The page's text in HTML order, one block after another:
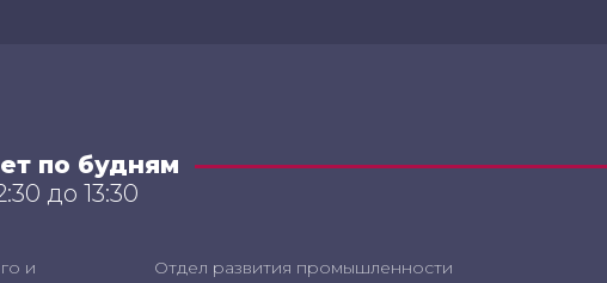
по будням
до 13:30
и Отдел развития промышленности